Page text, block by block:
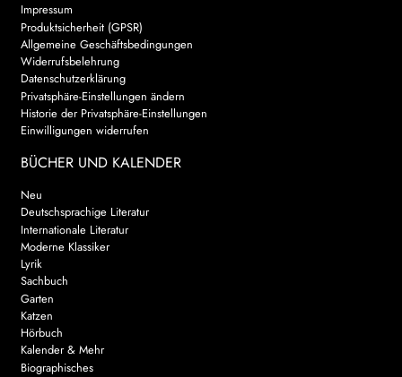
HANDEL
LIZENZEN | FOREIGN RIGHTS
AKTUELLES
NEWSLETTER
WEITERE VERLAGE
Search:
Impressum
Produktsicherheit (GPSR)
Allgemeine Geschäftsbedingungen
Widerrufsbelehrung
Datenschutzerklärung
Privatsphäre-Einstellungen ändern
Historie der Privatsphäre-Einstellungen
Einwilligungen widerrufen
BÜCHER UND KALENDER
Neu
Deutschsprachige Literatur
Internationale Literatur
Moderne Klassiker
Lyrik
Sachbuch
Garten
Katzen
Hörbuch
Kalender & Mehr
Biographisches